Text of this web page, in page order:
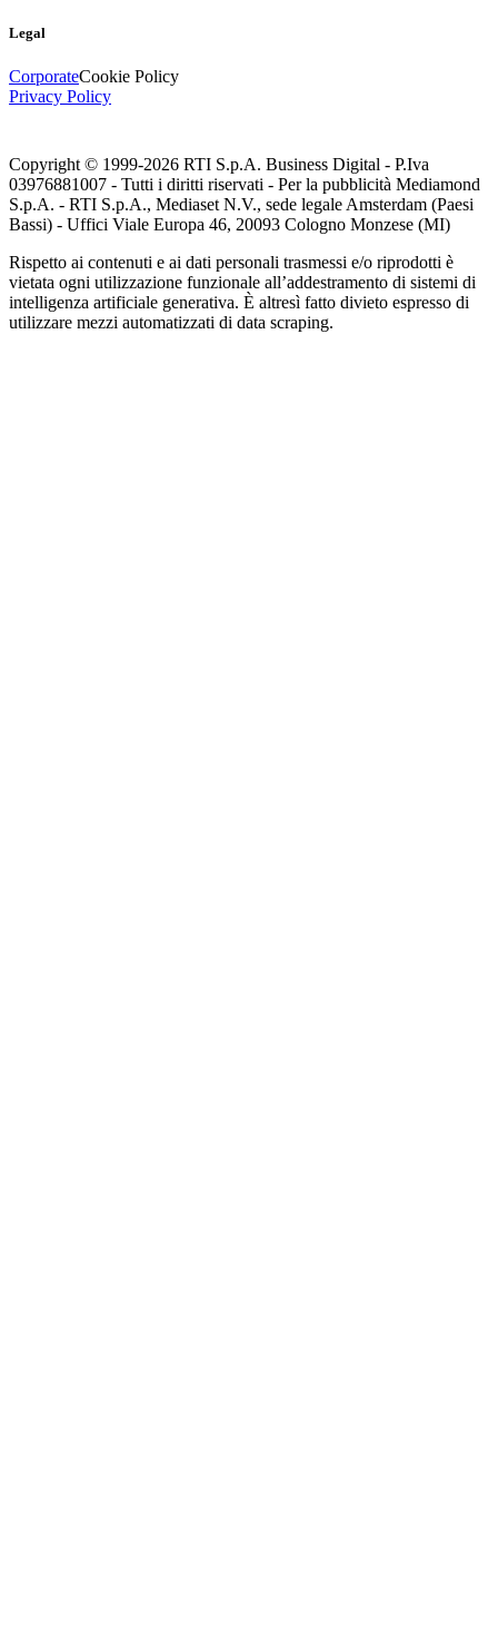
Legal
CorporateCookie Policy
Privacy Policy
Copyright © 1999-2026 RTI S.p.A. Business Digital - P.Iva
03976881007 - Tutti i diritti riservati - Per la pubblicità Mediamond
S.p.A. - RTI S.p.A., Mediaset N.V., sede legale Amsterdam (Paesi
Bassi) - Uffici Viale Europa 46, 20093 Cologno Monzese (MI)
Rispetto ai contenuti e ai dati personali trasmessi e/o riprodotti è
vietata ogni utilizzazione funzionale all’addestramento di sistemi di
intelligenza artificiale generativa. È altresì fatto divieto espresso di
utilizzare mezzi automatizzati di data scraping.